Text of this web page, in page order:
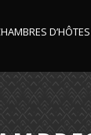
D’HÔTES